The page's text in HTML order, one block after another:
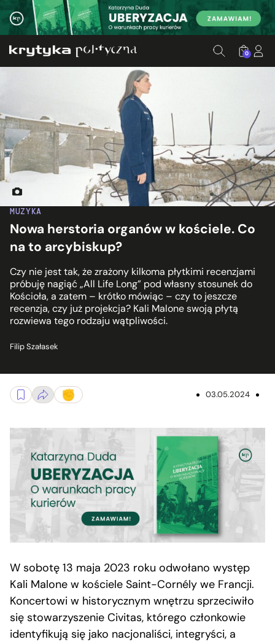
0
MUZYKA
Nowa herstoria organów w kościele. Co
na to arcybiskup?
Czy nie jest tak, że zrażony kilkoma płytkimi recenzjami
próbuję nagiąć „All Life Long” pod własny stosunek do
Kościoła, a zatem – krótko mówiąc – czy to jeszcze
recenzja, czy już projekcja? Kali Malone swoją płytą
rozwiewa tego rodzaju wątpliwości.
Filip Szałasek
Fragment okładki „All Life Long” Kali Malone
03.05.2024
W sobotę 13 maja 2023 roku odwołano występ
Kali Malone w kościele Saint-Cornély we Francji.
Koncertowi w historycznym wnętrzu sprzeciwiło
się stowarzyszenie Civitas, którego członkowie
identyfikują się jako nacjonaliści, integryści, a